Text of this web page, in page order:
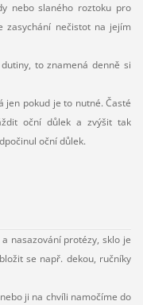
nebo slaného roztoku pro
zasychání nečistot na jejím
to znamená denně si
jen pokud je to nutné. Časté
oční důlek a zvýšit tak
oční důlek.
nasazování protézy, sklo je
se např. dekou, ručníky
ji na chvíli namočíme do